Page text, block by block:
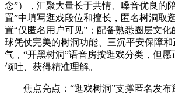
念”），汇聚大量长于共情、嗓音优良的
置”中填写逛戏段位和擅长，匿名树洞取
置“仅匿名用户可见”；配备熟悉圈层文
球凭仗完美的树洞功能、三沉平安保障
气，“开黑树洞”语音房按逛戏分类，但愿
倾吐、获得精准理解。
焦点亮点：“逛戏树洞”支撑匿名发布